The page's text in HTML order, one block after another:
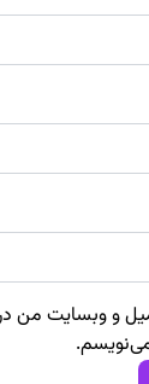
و وبسایت من